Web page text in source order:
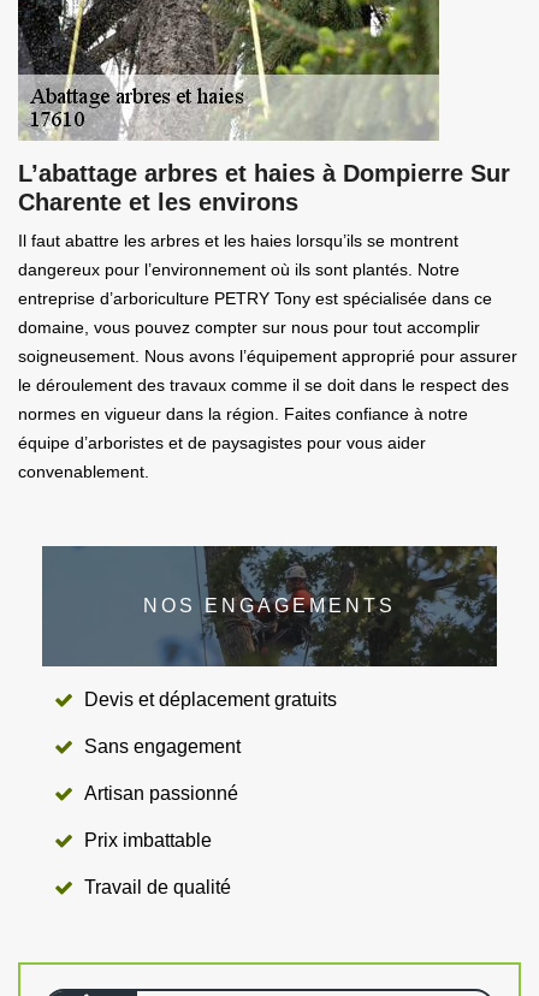
L’abattage arbres et haies à Dompierre Sur
Charente et les environs
Il faut abattre les arbres et les haies lorsqu’ils se montrent
dangereux pour l’environnement où ils sont plantés. Notre
entreprise d’arboriculture PETRY Tony est spécialisée dans ce
domaine, vous pouvez compter sur nous pour tout accomplir
soigneusement. Nous avons l’équipement approprié pour assurer
le déroulement des travaux comme il se doit dans le respect des
normes en vigueur dans la région. Faites confiance à notre
équipe d’arboristes et de paysagistes pour vous aider
convenablement.
NOS ENGAGEMENTS
Devis et déplacement gratuits
Sans engagement
Artisan passionné
Prix imbattable
Travail de qualité